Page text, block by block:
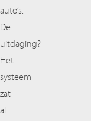
auto’s.
De
uitdaging?
Het
systeem
zat
al